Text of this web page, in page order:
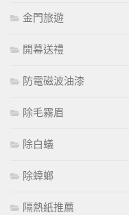
金門旅遊
開幕送禮
防電磁波油漆
除毛霧眉
除白蟻
除蟑螂
隔熱紙推薦